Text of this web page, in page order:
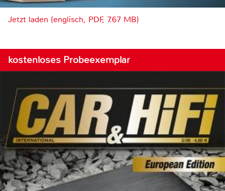
Jetzt laden (englisch, PDF, 7.67 MB)
kostenloses Probeexemplar